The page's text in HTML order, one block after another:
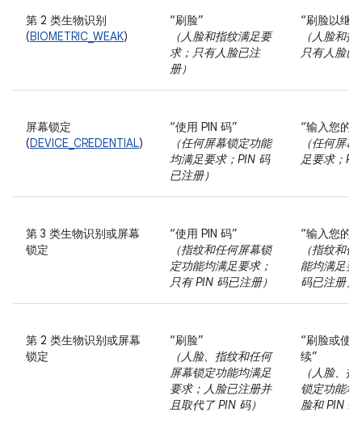
第 2 类生物识别
(BIOMETRIC_WEAK)
“刷脸”
（人脸和指纹满足要
求；只有人脸已注
册）
“刷脸以继
（人脸和
只有人脸已
屏幕锁定
(DEVICE_CREDENTIAL)
“使用 PIN 码”
（任何屏幕锁定功能
均满足要求；PIN 码
已注册）
“输入您的
（任何屏
足要求；
第 3 类生物识别或屏幕
锁定
“使用 PIN 码”
（指纹和任何屏幕锁
定功能均满足要求；
只有 PIN 码已注册）
“输入您的
（指纹和
能均满足要
码已注册）
第 2 类生物识别或屏幕
锁定
“刷脸”
（人脸、指纹和任何
屏幕锁定功能均满足
要求；人脸已注册并
且取代了 PIN 码）
“刷脸或使
续”
（人脸、
锁定功能均
脸和 PIN